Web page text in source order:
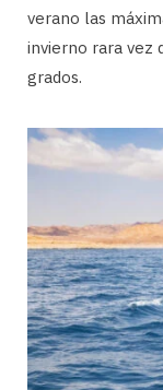
verano las
invierno rara vez
grados.